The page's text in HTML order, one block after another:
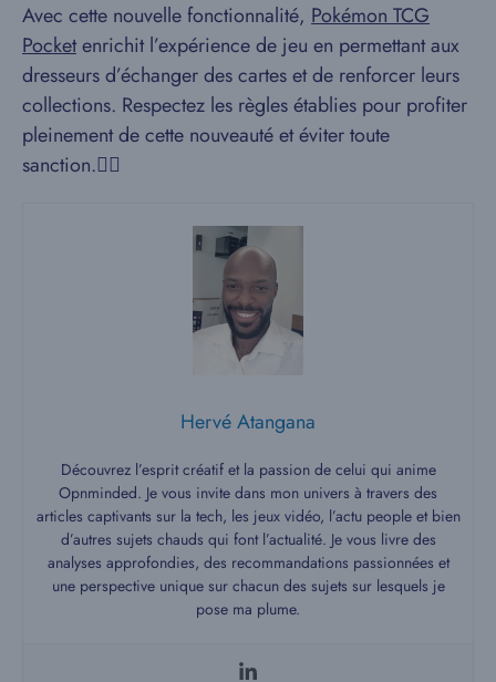
Avec cette nouvelle fonctionnalité, Pokémon TCG
Pocketenrichit l’expérience de jeu en permettant aux
dresseurs d’échanger des cartes et de renforcer leurs
collections. Respectez les règles établies pour profiter
pleinement de cette nouveauté et éviter toute
sanction.
Hervé Atangana
Découvrez l’esprit créatif et la passion de celui qui anime
Opnminded. Je vous invite dans mon univers à travers des
articles captivants sur la tech, les jeux vidéo, l’actu people et bien
d’autres sujets chauds qui font l’actualité. Je vous livre des
analyses approfondies, des recommandations passionnées et
une perspective unique sur chacun des sujets sur lesquels je
pose ma plume.